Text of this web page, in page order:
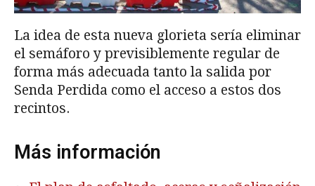
La idea de esta nueva glorieta sería eliminar
el semáforo y previsiblemente regular de
forma más adecuada tanto la salida por
Senda Perdida como el acceso a estos dos
recintos.
Más información